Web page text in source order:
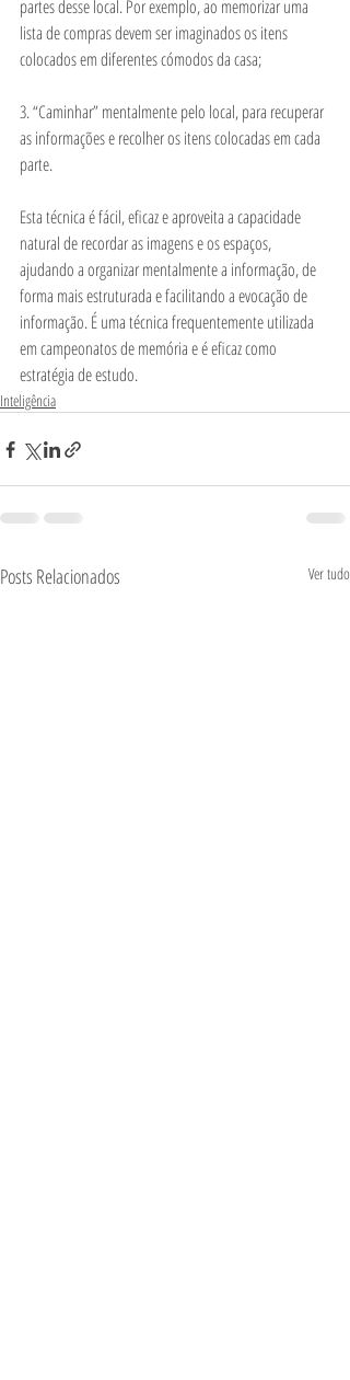
partes desse local. Por exemplo, ao memorizar uma
lista de compras devem ser imaginados os itens
colocados em diferentes cómodos da casa;
3. “Caminhar” mentalmente pelo local, para recuperar
as informações e recolher os itens colocadas em cada
parte.
Esta técnica é fácil, eficaz e aproveita a capacidade
natural de recordar as imagens e os espaços,
ajudando a organizar mentalmente a informação, de
forma mais estruturada e facilitando a evocação de
informação. É uma técnica frequentemente utilizada
em campeonatos de memória e é eficaz como
estratégia de estudo.
Inteligência
Posts Relacionados Ver tudo